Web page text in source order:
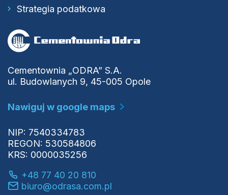
Strategia podatkowa
Cementownia „ODRA” S.A.
ul. Budowlanych 9, 45-005 Opole
Nawiguj w google maps
NIP: 7540334783
REGON: 530584806
KRS: 0000035256
+48 77 40 20 810
biuro@odrasa.com.pl